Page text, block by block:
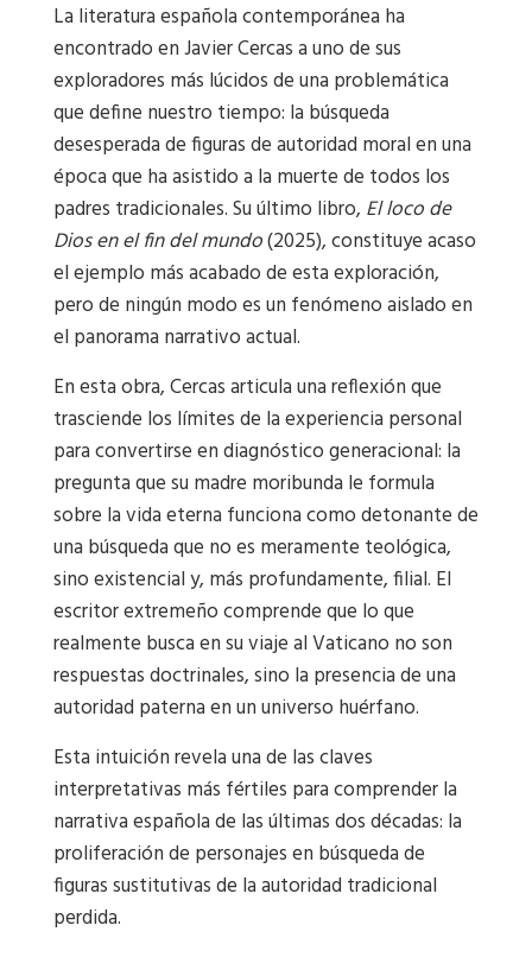
La literatura española contemporánea ha
encontrado en Javier Cercas a uno de sus
exploradores más lúcidos de una problemática
que define nuestro tiempo: la búsqueda
desesperada de figuras de autoridad moral en una
época que ha asistido a la muerte de todos los
padres tradicionales. Su último libro, El loco de
Dios en el fin del mundo(2025), constituye acaso
el ejemplo más acabado de esta exploración,
pero de ningún modo es un fenómeno aislado en
el panorama narrativo actual.
En esta obra, Cercas articula una reflexión que
trasciende los límites de la experiencia personal
para convertirse en diagnóstico generacional: la
pregunta que su madre moribunda le formula
sobre la vida eterna funciona como detonante de
una búsqueda que no es meramente teológica,
sino existencial y, más profundamente, filial. El
escritor extremeño comprende que lo que
realmente busca en su viaje al Vaticano no son
respuestas doctrinales, sino la presencia de una
autoridad paterna en un universo huérfano.
Esta intuición revela una de las claves
interpretativas más fértiles para comprender la
narrativa española de las últimas dos décadas: la
proliferación de personajes en búsqueda de
figuras sustitutivas de la autoridad tradicional
perdida.